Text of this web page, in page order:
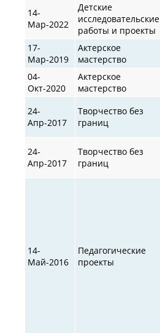
14-
Мар-2022
Детские
исследовательские
работы и проекты
17-
Мар-2019
Актерское
мастерство
04-
Окт-2020
Актерское
мастерство
24-
Апр-2017
Творчество без
границ
24-
Апр-2017
Творчество без
границ
14-
Май-2016
Педагогические
проекты